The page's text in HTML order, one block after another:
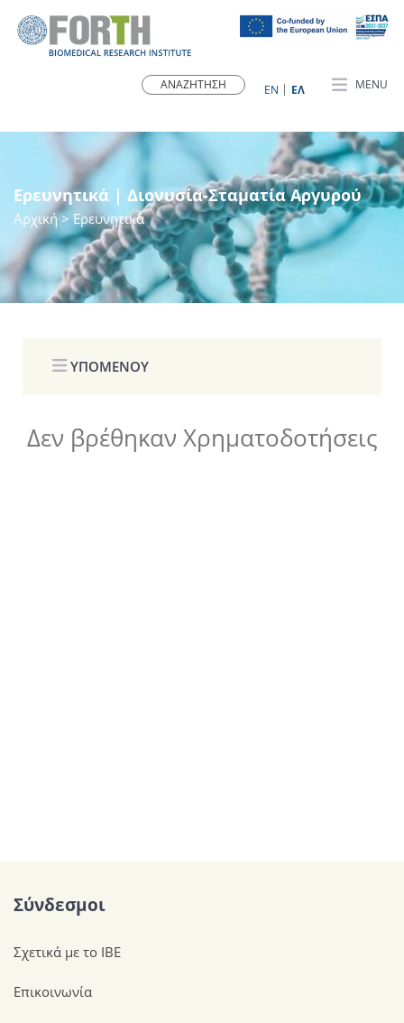
MENU
ΕN ΕΛ
Ερευνητικά | Διονυσία-Σταματία Αργυρού
Αρχική> Ερευνητικά
ΥΠΟΜΕΝΟΥ
Δεν βρέθηκαν Χρηματοδοτήσεις
Σύνδεσμοι
Σχετικά με το ΙΒΕ
Επικοινωνία